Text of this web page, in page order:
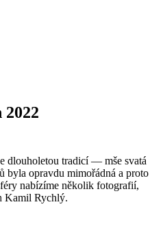
dlouholetou tradicí — mše svatá
byla opravdu mimořádná a proto
nabízíme několik fotografií,
Kamil Rychlý.